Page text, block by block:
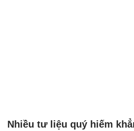
Nhiều tư liệu quý hiếm